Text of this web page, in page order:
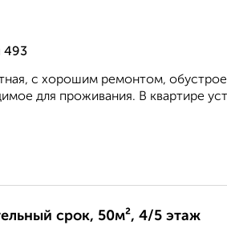
493
с хорошим ремонтом,
для проживания. В квартире
срок, 50м², 4/5 этаж